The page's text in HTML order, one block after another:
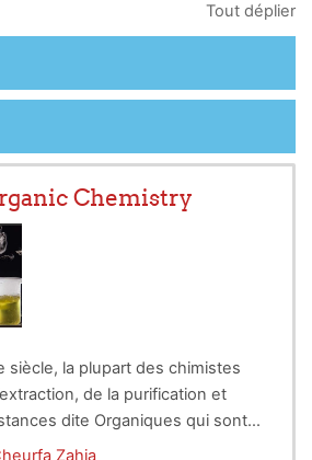
Tout déplier
Chemistry
siècle, la plupart des chimistes
de la purification et
dite Organiques qui sont
ou végétale pour chercher
on savait extraire l'urée des
Zahia